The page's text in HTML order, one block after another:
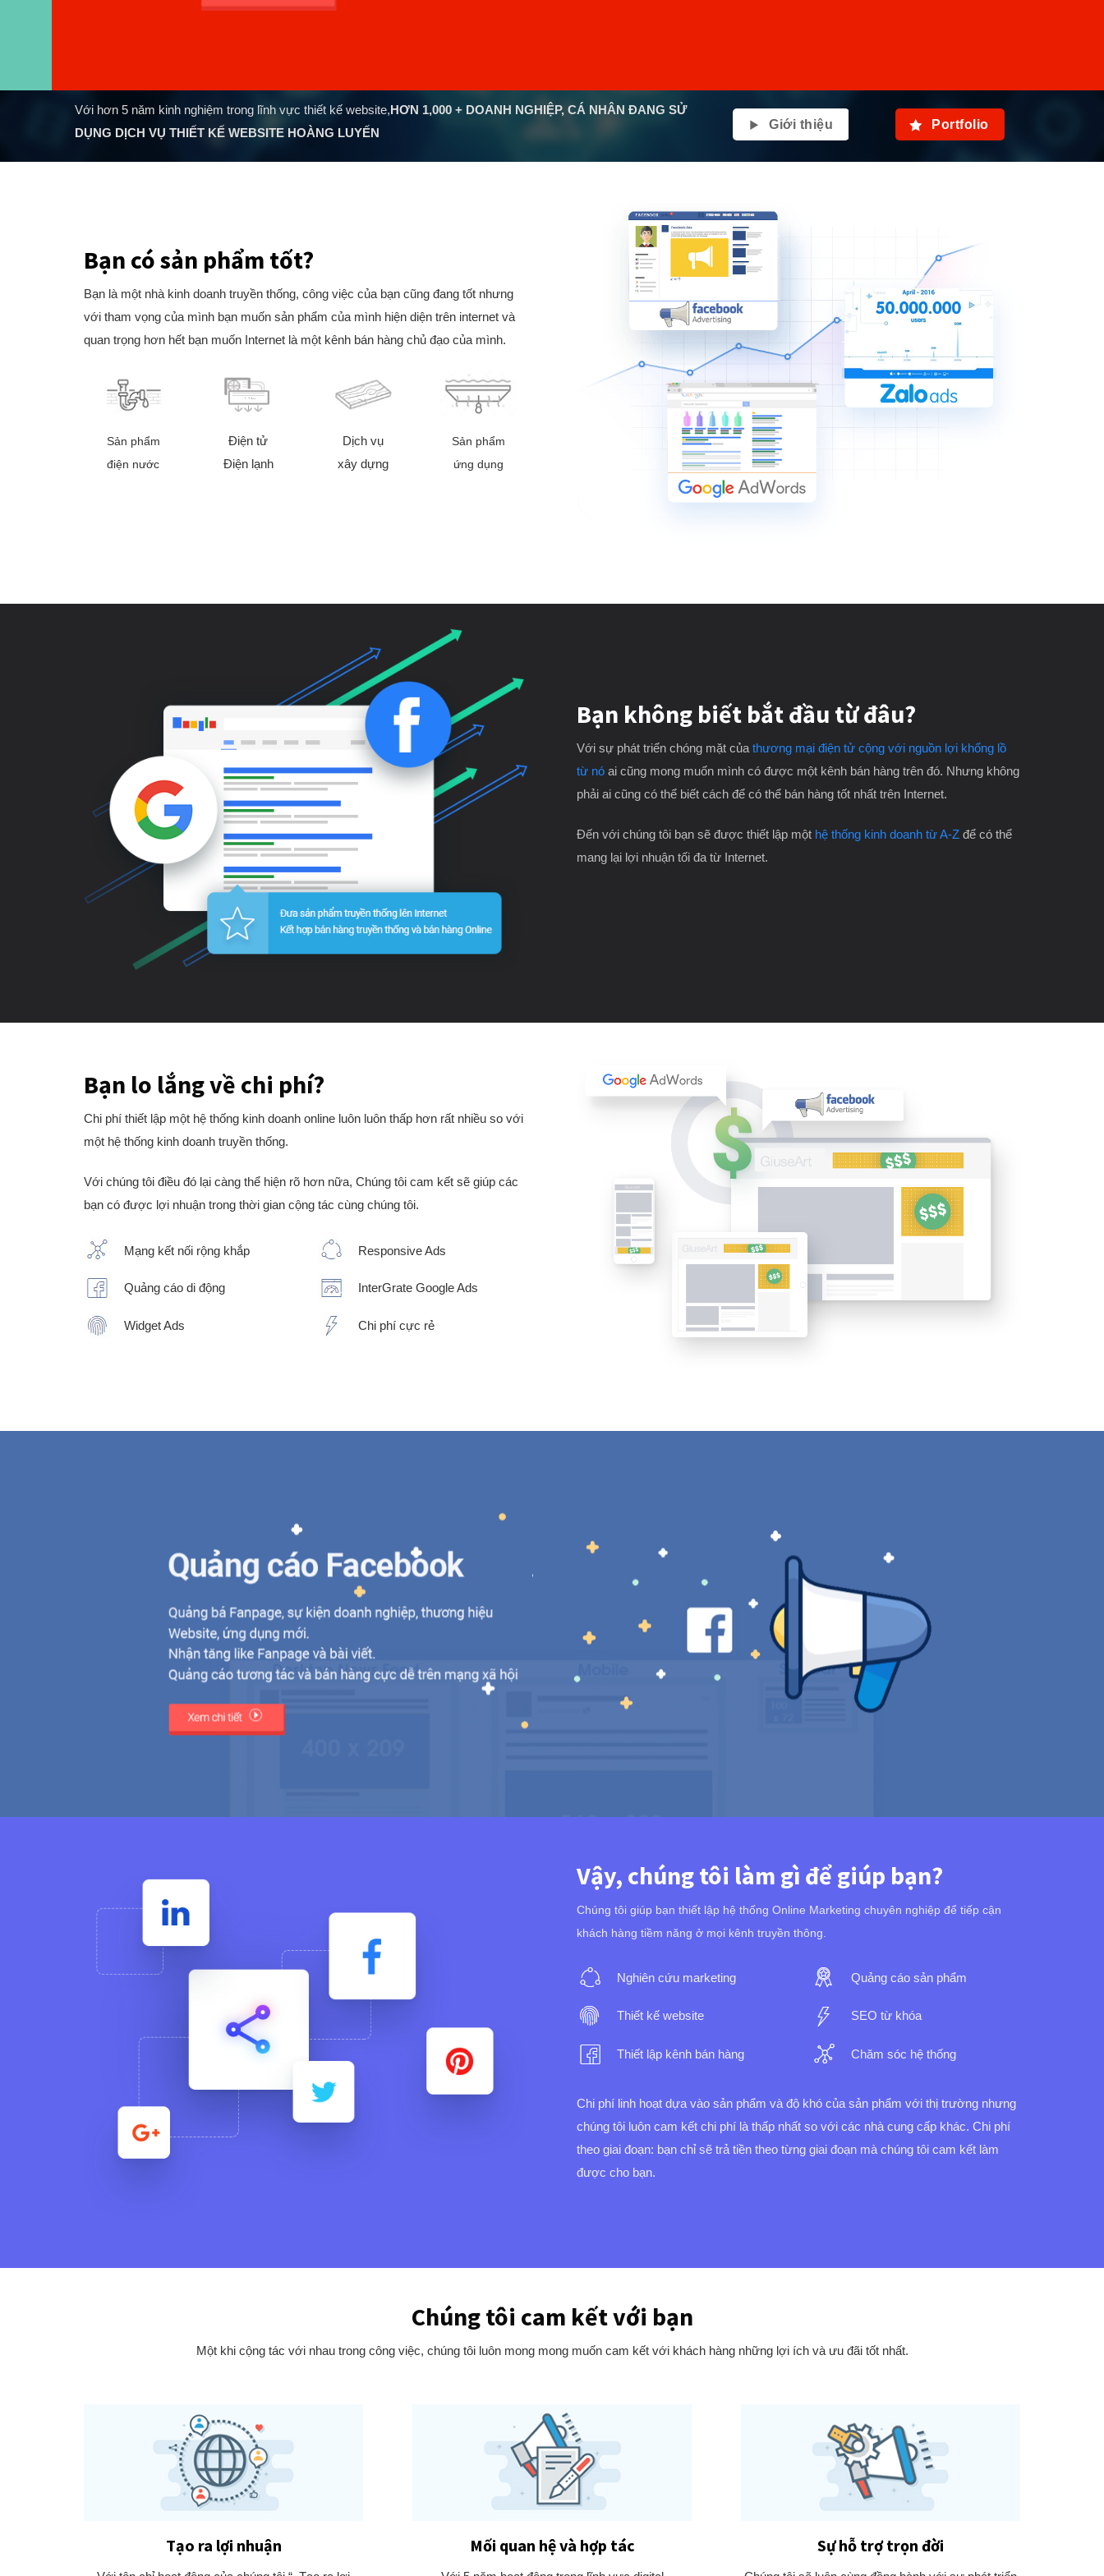
Với hơn 5 năm kinh nghiệm trong lĩnh vực thiết kế website,HƠN 1,000+ DOANH NGHIỆP, CÁ NHÂN ĐANG SỬ
DỤNG DỊCH VỤ THIẾT KẾ WEBSITE HOÀNG LUYẾN
Giới thiệu Portfolio
Bạn có sản phẩm tốt?
Bạn là một nhà kinh doanh truyền thống, công việc của bạn cũng đang tốt nhưng
với tham vọng của mình bạn muốn sản phẩm của mình hiện diện trên internet và
quan trọng hơn hết bạn muốn Internet là một kênh bán hàng chủ đạo của mình.
Sản phẩm
điện nước
Điện tử
Điện lạnh
Dịch vụ
xây dựng
Sản phẩm
ứng dụng
Bạn không biết bắt đầu từ đâu?
Với sự phát triển chóng mặt của thương mại điện tử cộng với nguồn lợi khổng lồ
từ nó ai cũng mong muốn mình có được một kênh bán hàng trên đó. Nhưng không
phải ai cũng có thể biết cách để có thể bán hàng tốt nhất trên Internet.
Đến với chúng tôi bạn sẽ được thiết lập một hệ thống kinh doanh từ A-Z để có thể
mang lại lợi nhuận tối đa từ Internet.
Bạn lo lắng về chi phí?
Chi phí thiết lập một hệ thống kinh doanh online luôn luôn thấp hơn rất nhiều so với
một hệ thống kinh doanh truyền thống.
Với chúng tôi điều đó lại càng thể hiện rõ hơn nữa, Chúng tôi cam kết sẽ giúp các
bạn có được lợi nhuận trong thời gian cộng tác cùng chúng tôi.
Mạng kết nối rộng khắp
Quảng cáo di động
Widget Ads
Responsive Ads
InterGrate Google Ads
Chi phí cực rẻ
Vậy, chúng tôi làm gì để giúp bạn?
Chúng tôi giúp bạn thiết lập hệ thống Online Marketing chuyên nghiệp để tiếp cận
khách hàng tiềm năng ở mọi kênh truyền thông.
Nghiên cứu marketing
Thiết kế website
Thiết lập kênh bán hàng
Quảng cáo sản phẩm
SEO từ khóa
Chăm sóc hệ thống
Chi phí linh hoạt dựa vào sản phẩm và độ khó của sản phẩm với thị trường nhưng
chúng tôi luôn cam kết chi phí là thấp nhất so với các nhà cung cấp khác. Chi phí
theo giai đoạn: bạn chỉ sẽ trả tiền theo từng giai đoạn mà chúng tôi cam kết làm
được cho bạn.
Chúng tôi cam kết với bạn
Một khi cộng tác với nhau trong công việc, chúng tôi luôn mong mong muốn cam kết với khách hàng những lợi ích và ưu đãi tốt nhất.
Tạo ra lợi nhuận Mối quan hệ và hợp tác Sự hỗ trợ trọn đời